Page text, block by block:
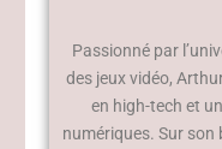
Passionné par
des jeux vidéo,
en high-tech et
numériques. Sur son